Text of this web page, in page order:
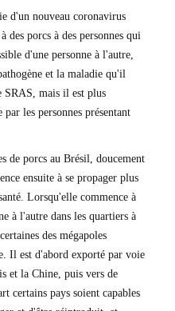
d'un nouveau coronavirus
des porcs à des personnes qui
d'une personne à l'autre,
et la maladie qu'il
SRAS, mais il est plus
les personnes présentant
de porcs au Brésil, doucement
ensuite à se propager plus
Lorsqu'elle commence à
à l'autre dans les quartiers à
des mégapoles
Il est d'abord exporté par voie
et la Chine, puis vers de
certains pays soient capables